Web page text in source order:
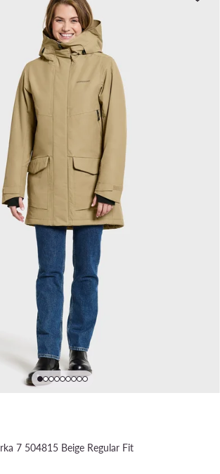
7 504815 Beige Regular Fit